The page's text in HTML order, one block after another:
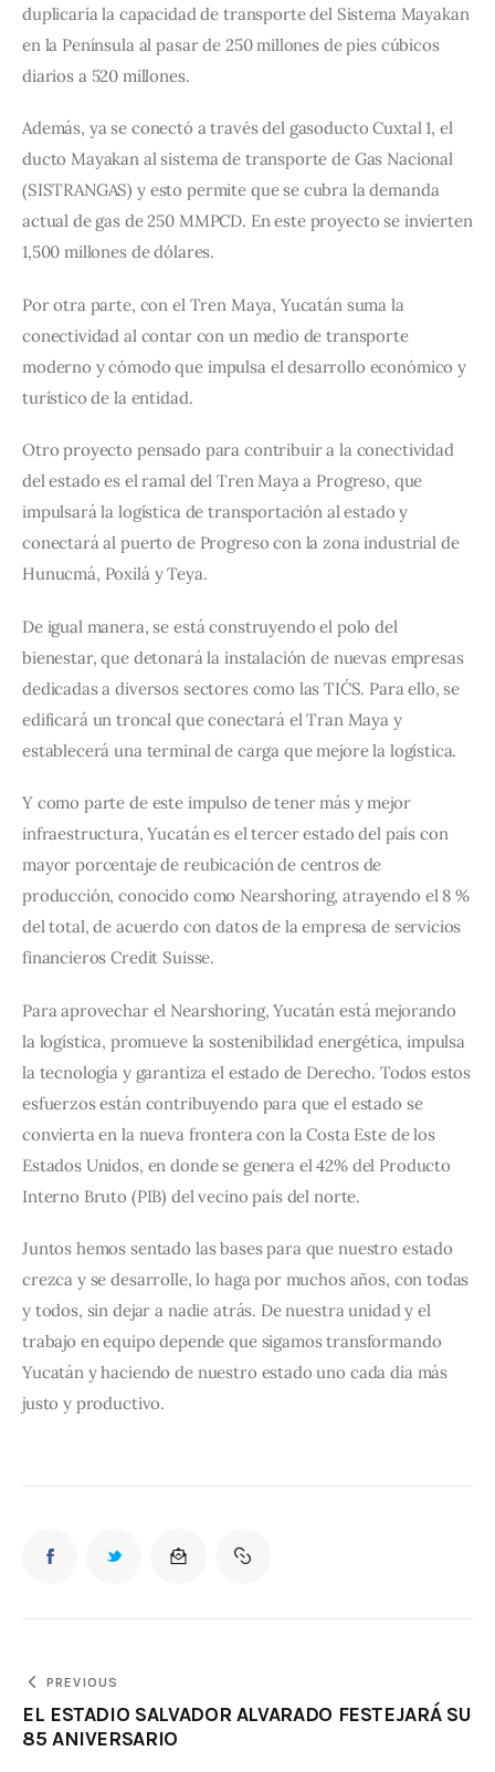
duplicaría la capacidad de transporte del Sistema Mayakan
en la Península al pasar de 250 millones de pies cúbicos
diarios a 520 millones.
Además, ya se conectó a través del gasoducto Cuxtal 1, el
ducto Mayakan al sistema de transporte de Gas Nacional
(SISTRANGAS) y esto permite que se cubra la demanda
actual de gas de 250 MMPCD. En este proyecto se invierten
1,500 millones de dólares.
Por otra parte, con el Tren Maya, Yucatán suma la
conectividad al contar con un medio de transporte
moderno y cómodo que impulsa el desarrollo económico y
turístico de la entidad.
Otro proyecto pensado para contribuir a la conectividad
del estado es el ramal del Tren Maya a Progreso, que
impulsará la logística de transportación al estado y
conectará al puerto de Progreso con la zona industrial de
Hunucmá, Poxilá y Teya.
De igual manera, se está construyendo el polo del
bienestar, que detonará la instalación de nuevas empresas
dedicadas a diversos sectores como las TIC´S. Para ello, se
edificará un troncal que conectará el Tran Maya y
establecerá una terminal de carga que mejore la logística.
Y como parte de este impulso de tener más y mejor
infraestructura, Yucatán es el tercer estado del país con
mayor porcentaje de reubicación de centros de
producción, conocido como Nearshoring, atrayendo el 8 %
del total, de acuerdo con datos de la empresa de servicios
financieros Credit Suisse.
Para aprovechar el Nearshoring, Yucatán está mejorando
la logística, promueve la sostenibilidad energética, impulsa
la tecnología y garantiza el estado de Derecho. Todos estos
esfuerzos están contribuyendo para que el estado se
convierta en la nueva frontera con la Costa Este de los
Estados Unidos, en donde se genera el 42% del Producto
Interno Bruto (PIB) del vecino país del norte.
Juntos hemos sentado las bases para que nuestro estado
crezca y se desarrolle, lo haga por muchos años, con todas
y todos, sin dejar a nadie atrás. De nuestra unidad y el
trabajo en equipo depende que sigamos transformando
Yucatán y haciendo de nuestro estado uno cada día más
justo y productivo.
PREVIOUS
EL ESTADIO SALVADOR ALVARADO FESTEJARÁ SU
85 ANIVERSARIO